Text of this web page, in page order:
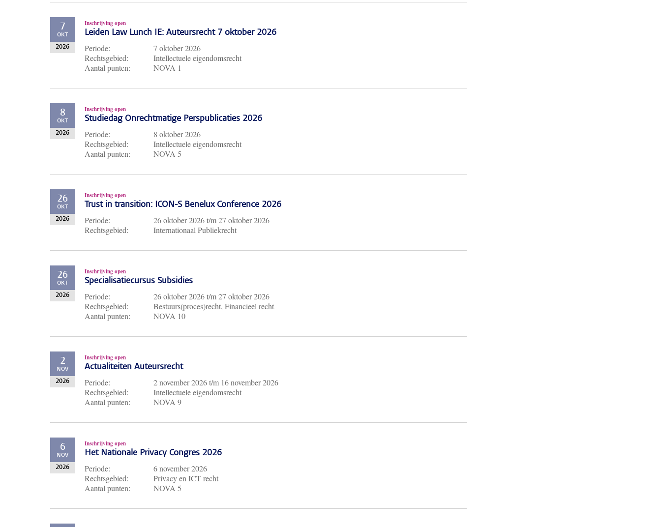
7
OKT
2026
Inschrijving open
Leiden Law Lunch IE: Auteursrecht 7 oktober 2026
Periode:
7 oktober 2026
Rechtsgebied:
Intellectuele eigendomsrecht
Aantal punten:
NOVA 1
8
OKT
2026
Inschrijving open
Studiedag Onrechtmatige Perspublicaties 2026
Periode:
8 oktober 2026
Rechtsgebied:
Intellectuele eigendomsrecht
Aantal punten:
NOVA 5
26
OKT
2026
Inschrijving open
Trust in transition: ICON-S Benelux Conference 2026
Periode: 26 oktober 2026t/m27 oktober 2026
Rechtsgebied:
Internationaal Publiekrecht
26
OKT
2026
Inschrijving open
Specialisatiecursus Subsidies
Periode: 26 oktober 2026t/m27 oktober 2026
Rechtsgebied:
Bestuurs(proces)recht, Financieel recht
Aantal punten:
NOVA 10
2
NOV
2026
Inschrijving open
Actualiteiten Auteursrecht
Periode: 2 november 2026t/m 16 november 2026
Rechtsgebied:
Intellectuele eigendomsrecht
Aantal punten:
NOVA 9
6
NOV
2026
Inschrijving open
Het Nationale Privacy Congres 2026
Periode:
6 november 2026
Rechtsgebied:
Privacy en ICT recht
Aantal punten:
NOVA 5